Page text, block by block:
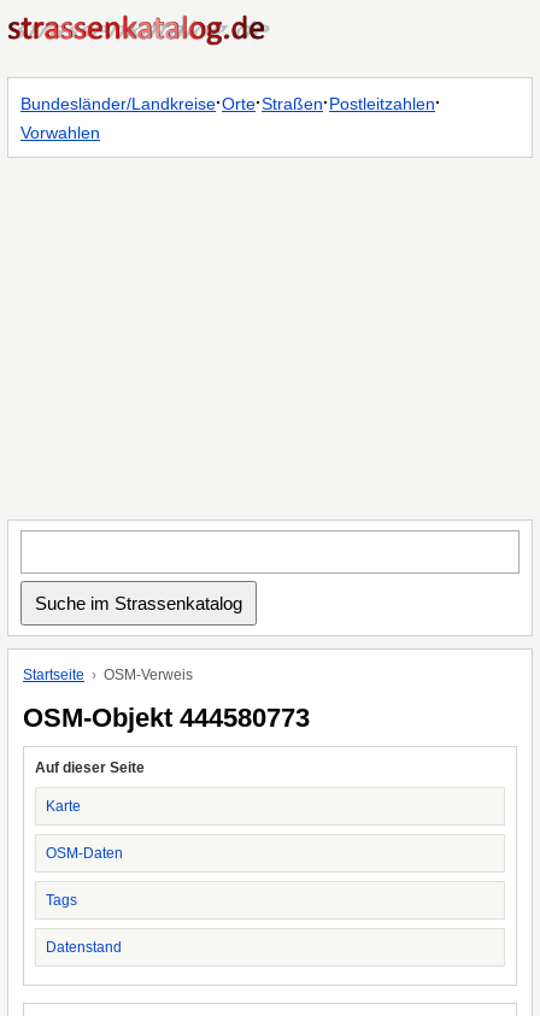
Bundesländer/Landkreise·Orte·Straßen·Postleitzahlen·
Vorwahlen
Startseite OSM-Verweis
OSM-Objekt 444580773
Auf dieser Seite
Karte
OSM-Daten
Tags
Datenstand